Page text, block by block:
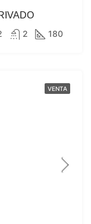
2 180
VENTA